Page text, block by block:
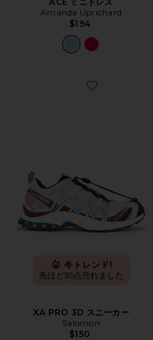
Amanda Uprichard
$194
Favorite XA
今トレンド!
先ほど35点売れました
XA PRO 3D スニーカー
Salomon
$150